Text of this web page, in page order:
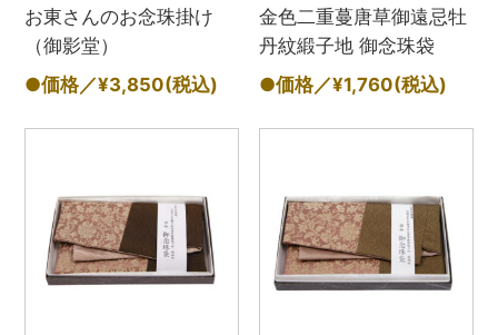
お東さんのお念珠掛け
（御影堂）
●価格／¥3,850(税込)
金色二重蔓唐草御遠忌牡
丹紋緞子地 御念珠袋
●価格／¥1,760(税込)